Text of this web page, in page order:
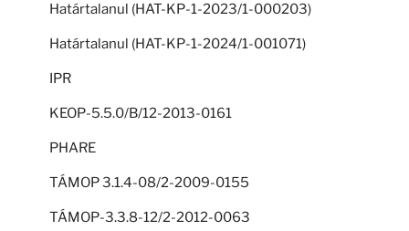
Határtalanul (HAT-KP-1-2023/1-000203)
Határtalanul (HAT-KP-1-2024/1-001071)
IPR
KEOP-5.5.0/B/12-2013-0161
PHARE
TÁMOP 3.1.4-08/2-2009-0155
TÁMOP-3.3.8-12/2-2012-0063